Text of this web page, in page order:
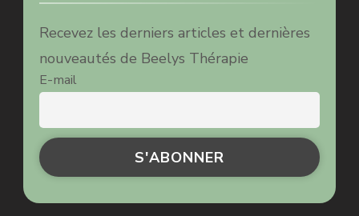
Recevez les derniers articles et dernières
nouveautés de Beelys Thérapie
E-mail